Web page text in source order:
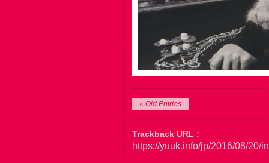
« Old Entries
Trackback URL :
https://yuuk.info/jp/2016/08/20/